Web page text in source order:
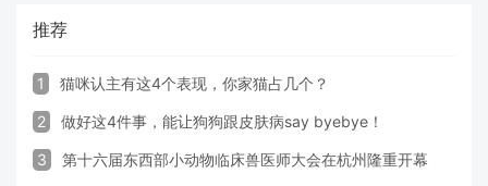
推荐
1 猫咪认主有这4个表现，你家猫占几个？
2 做好这4件事，能让狗狗跟皮肤病say byebye！
3 第十六届东西部小动物临床兽医师大会在杭州隆重开幕